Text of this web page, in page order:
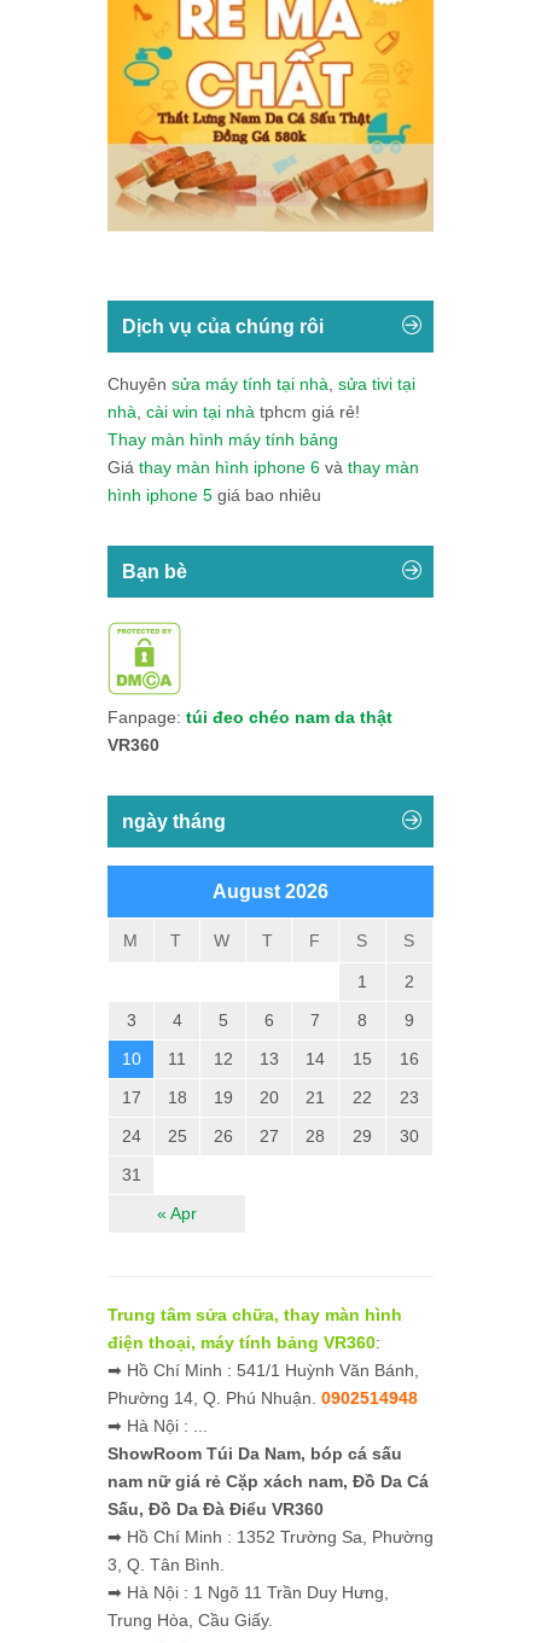
Dịch vụ của chúng rôi
Chuyên sửa máy tính tại nhà sửa tivi tại
nhà cài win tại nhà tphcm giá rẻ!
Thay màn hình máy tính bảng
Giá thay màn hình iphone 6 và thay màn
hình iphone 5 giá bao nhiêu
Bạn bè
Fanpage: túi đeo chéo nam da thật
VR360
ngày tháng
August 2026
M T W T F S S
« Apr
1
2
3
4 5 6 7 8
9
10
11 12 13 14 15
16
17
18 19 20 21 22
23
24
25 26 27 28 29
30
31
Trung tâm sửa chữa, thay màn hình
điện thoại, máy tính bảng VR360:
➡ Hồ Chí Minh : 541/1 Huỳnh Văn Bánh,
Phường 14, Q. Phú Nhuận. 0902514948
➡ Hà Nội : ...
ShowRoom Túi Da Nam, bóp cá sấu
nam nữ giá rẻ Cặp xách nam, Đồ Da Cá
Sấu, Đồ Da Đà Điểu VR360
➡ Hồ Chí Minh : 1352 Trường Sa, Phường
3, Q. Tân Bình.
➡ Hà Nội : 1 Ngõ 11 Trần Duy Hưng,
Trung Hòa, Cầu Giấy.